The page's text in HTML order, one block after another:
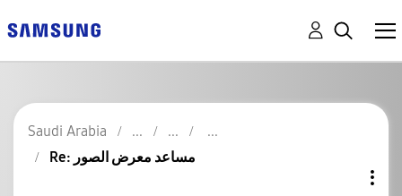
Saudi Arabia
Re: مساعد معرض الصور